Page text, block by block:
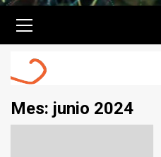
Menu
Mes: junio 2024